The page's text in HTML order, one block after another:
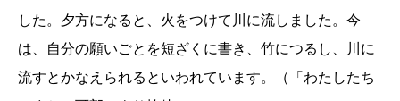
した。夕方になると、火をつけて川に流しました。今
は、自分の願いごとを短ざくに書き、竹につるし、川に
流すとかなえられるといわれています。（「わたしたち